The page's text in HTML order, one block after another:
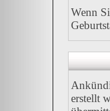
Wenn
erstellt